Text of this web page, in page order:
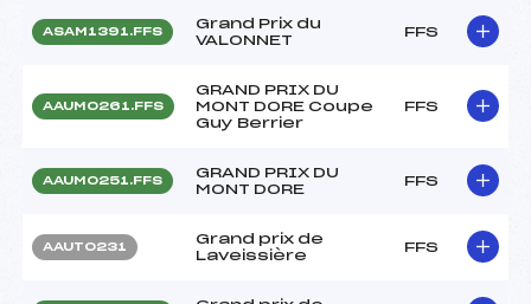
ASAM1391.FFS
Grand Prix du
VALONNET
FFS
AAUM0261.FFS
GRAND PRIX DU
MONT DORE Coupe
Guy Berrier
FFS
AAUM0251.FFS
GRAND PRIX DU
MONT DORE
FFS
AAUT0231
Grand prix de
Laveissière
FFS